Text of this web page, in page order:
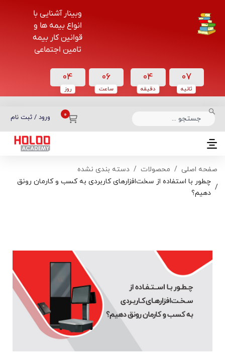
وبینار آشنایی با
انواع بیمه ها و
قوانین کار بیمه
تامین اجتماعی
04
روز
06
ساعت‌
04
دقیقه
06
ثانیه
ورود / ثبت نام
دسته بندی دوره‌ها
صفحه اصلی محصولات
دسته بندی نشده
چطور با استفاده از سخت‌افزارهای کاربردی به کسب و کارمان رونق
دهیم؟